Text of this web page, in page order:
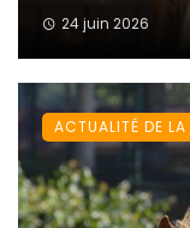
24 juin 2026
ACTUALITÉ DE LA